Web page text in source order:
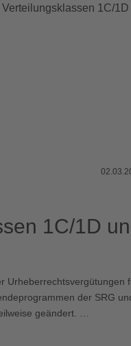
1C/1D
Urheberrechtsvergütungen
der SRG
geändert. …